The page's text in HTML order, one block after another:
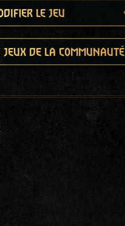
le jeu
de la communauté